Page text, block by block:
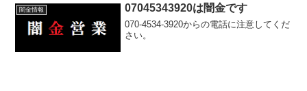
闇金情報 07045343920は闇金です
070-4534-3920からの電話に注意してくだ
さい。